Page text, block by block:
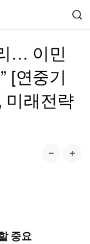
… 이민
[연중기
미래전략
중요